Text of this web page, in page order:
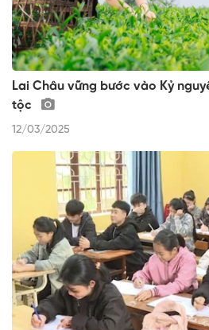
Lai Châu vững bước vào Kỷ
tộc
12/03/2025